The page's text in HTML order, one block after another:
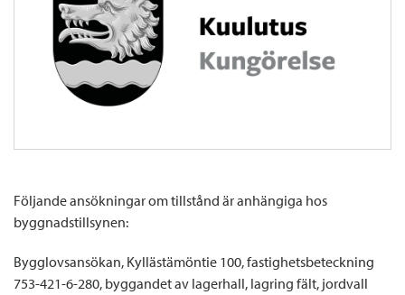
Följande ansökningar om tillstånd är anhängiga hos
byggnadstillsynen:
Bygglovsansökan, Kyllästämöntie 100, fastighetsbeteckning
753-421-6-280, byggandet av lagerhall, lagring fält, jordvall